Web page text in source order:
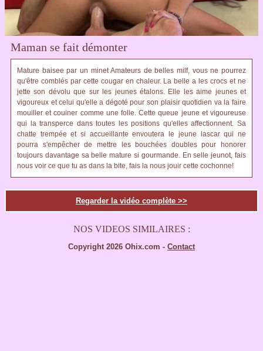
Maman se fait démonter
Mature baisee par un minet Amateurs de belles milf, vous ne pourrez
qu'être comblés par cette cougar en chaleur. La belle a les crocs et ne
jette son dévolu que sur les jeunes étalons. Elle les aime jeunes et
vigoureux et celui qu'elle a dégoté pour son plaisir quotidien va la faire
mouiller et couiner comme une folle. Cette queue jeune et vigoureuse
qui la transperce dans toutes les positions qu'elles affectionnent. Sa
chatte trempée et si accueillante envoutera le jeune lascar qui ne
pourra s'empêcher de mettre les bouchées doubles pour honorer
toujours davantage sa belle mature si gourmande. En selle jeunot, fais
nous voir ce que tu as dans la bite, fais la nous jouir cette cochonne!
Regarder la vidéo complète >>
NOS VIDEOS SIMILAIRES :
Copyright 2026 Ohix.com - Contact